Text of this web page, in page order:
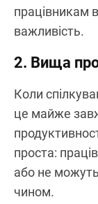
працівникам
важливість.
2. Вища
Коли
це майже
проста:
або не
чином.